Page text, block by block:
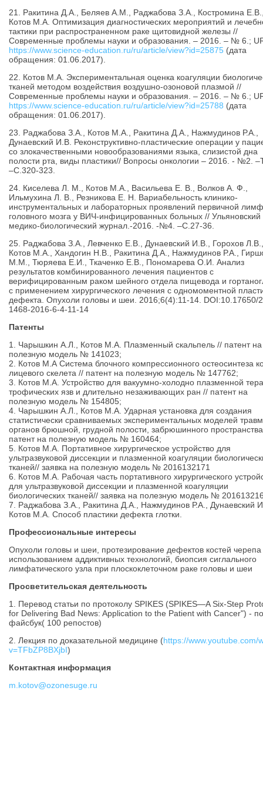
21. Ракитина Д.А., Беляев А.М., Раджабова З.А., Костромина
Котов М.А. Оптимизация диагностических мероприятий и
тактики при распространенном раке щитовидной железы //
Современные проблемы науки и образования. – 2016. – № 6.;
https://www.science-education.ru/ru/article/view?id=25875 (дата
обращения: 01.06.2017).
22. Котов М.А. Экспериментальная оценка коагуляции
тканей методом воздействия воздушно-озоновой плазмой //
Современные проблемы науки и образования. – 2016. – № 6.;
https://www.science-education.ru/ru/article/view?id=25788 (дата
обращения: 01.06.2017).
23. Раджабова З.А., Котов М.А., Ракитина Д.А., Нажмудинов Р.А.,
Дунаевский И.В. Реконструктивно-пластические операции у
со злокачественными новообразованиями языка, слизистой дна
полости рта, виды пластики// Вопросы онкологии – 2016. - №2.
–С.320-323.
24. Киселева Л. М., Котов М.А., Васильева Е. В., Волков А. Ф.,
Ильмухина Л. В., Резникова Е. Н. Вариабельность клинико-
инструментальных и лабораторных проявлений первичной
головного мозга у ВИЧ-инфицированных больных // Ульяновский
медико-биологический журнал.-2016. -№4. –С.27-36.
25. Раджабова З.А., Левченко Е.В., Дунаевский И.В., Горохов Л.В.,
Котов М.А., Хандогин Н.В., Ракитина Д.А., Нажмудинов Р.А.,
М.М., Тюряева Е.И., Ткаченко Е.В., Пономарева О.И. Анализ
результатов комбинированного лечения пациентов с
верифицированным раком шейного отдела пищевода и
с применением хирургического лечения с одномоментной
дефекта. Опухоли головы и шеи. 2016;6(4):11-14. DOI:10.17650/
1468-2016-6-4-11-14
Патенты
1. Чарышкин А.Л., Котов М.А. Плазменный скальпель // патент на
полезную модель № 141023;
2. Котов М.А Система блочного компрессионного остеосинтеза
лицевого скелета // патент на полезную модель № 147762;
3. Котов М.А. Устройство для вакуумно-холодно плазменной
трофических язв и длительно незаживающих ран // патент на
полезную модель № 154805;
4. Чарышкин А.Л., Котов М.А. Ударная установка для создания
статистически сравниваемых экспериментальных моделей
органов брюшной, грудной полости, забрюшинного
патент на полезную модель № 160464;
5. Котов М.А. Портативное хирургическое устройство для
ультразвуковой диссекции и плазменной коагуляции
тканей// заявка на полезную модель № 2016132171
6. Котов М.А. Рабочая часть портативного хирургического
для ультразвуковой диссекции и плазменной коагуляции
биологических тканей// заявка на полезную модель №
7. Раджабова З.А., Ракитина Д.А., Нажмудинов Р.А., Дунаевский
Котов М.А. Способ пластики дефекта глотки.
Профессиональные интересы
Опухоли головы и шеи, протезирование дефектов костей черепа
использованием аддиктивных технологий, биопсия сиглального
лимфатического узла при плоскоклеточном раке головы и шеи
Просветительская деятельность
1. Перевод статьи по протоколу SPIKES (SPIKES—A Six-Step
for Delivering Bad News: Application to the Patient with Cancer") -
файсбук( 100 репостов)
2. Лекция по доказательной медицине (https://www.youtube.com/
v=TFbZP8BXjbI)
Контактная информация
m.kotov@ozonesuge.ru